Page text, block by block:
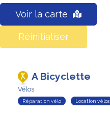
Voir la carte
Réinitialiser
A Bicyclette
Vélos
Réparation vélo Location vélos